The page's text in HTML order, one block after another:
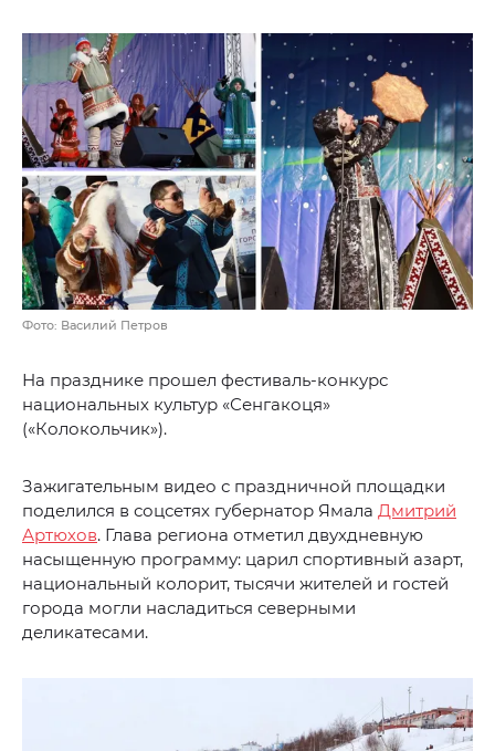
Фото: Василий Петров
На празднике прошел фестиваль-конкурс
национальных культур «Сенгакоця»
(«Колокольчик»).
Зажигательным видео с праздничной площадки
поделился в соцсетях губернатор Ямала Дмитрий
Артюхов. Глава региона отметил двухдневную
насыщенную программу: царил спортивный азарт,
национальный колорит, тысячи жителей и гостей
города могли насладиться северными
деликатесами.